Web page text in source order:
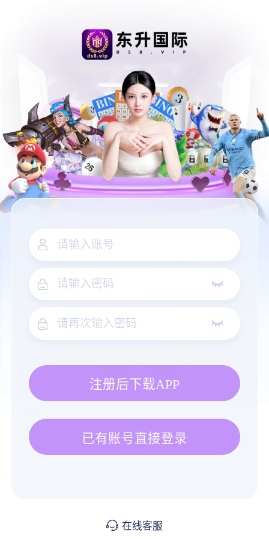
注册后下载APP
已有账号直接登录
在线客服